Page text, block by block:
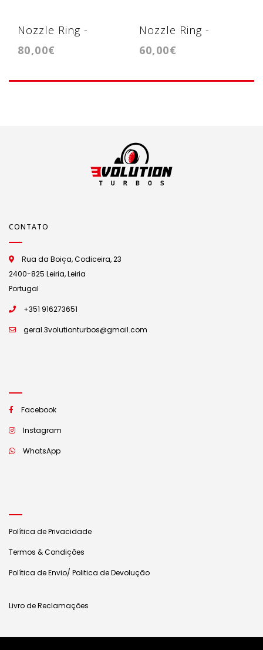
Nozzle Ring -
Geometria -
80,00€
Nozzle Ring -
Geometria -
60,00€
CONTATO
Rua da Boiça, Codiceira, 23
2400-825 Leiria, Leiria
Portugal
+351 916273651
geral.3volutionturbos@gmail.com
Facebook
Instagram
WhatsApp
Política de Privacidade
Termos & Condições
Política de Envio/ Politica de Devolução
Livro de Reclamações